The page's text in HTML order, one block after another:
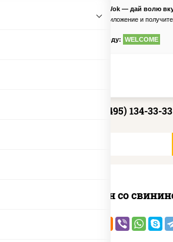
PizzaSushiWok — дай волю
Скачайте приложение и
по промокоду: WELCOME
+7 (495) 134-33-33
Сомен со